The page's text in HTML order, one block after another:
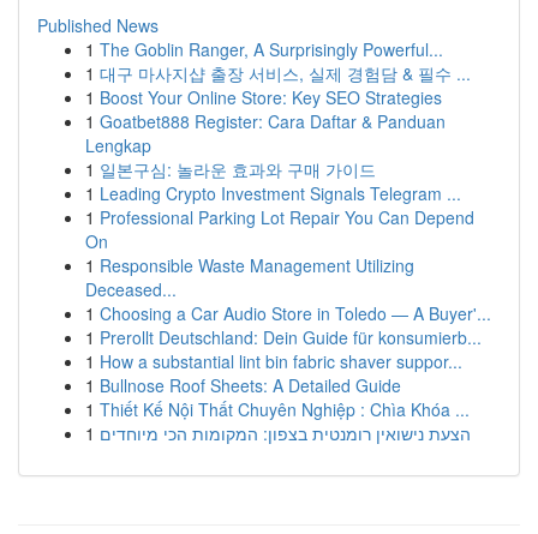
Published News
1 The Goblin Ranger, A Surprisingly Powerful...
1 대구 마사지샵 출장 서비스, 실제 경험담 & 필수 ...
1 Boost Your Online Store: Key SEO Strategies
1 Goatbet888 Register: Cara Daftar & Panduan
Lengkap
1 일본구심: 놀라운 효과와 구매 가이드
1 Leading Crypto Investment Signals Telegram ...
1 Professional Parking Lot Repair You Can Depend
On
1 Responsible Waste Management Utilizing
Deceased...
1 Choosing a Car Audio Store in Toledo — A Buyer'...
1 Prerollt Deutschland: Dein Guide für konsumierb...
1 How a substantial lint bin fabric shaver suppor...
1 Bullnose Roof Sheets: A Detailed Guide
1 Thiết Kế Nội Thất Chuyên Nghiệp : Chìa Khóa ...
1 הצעת נישואין רומנטית בצפון: המקומות הכי מיוחדים